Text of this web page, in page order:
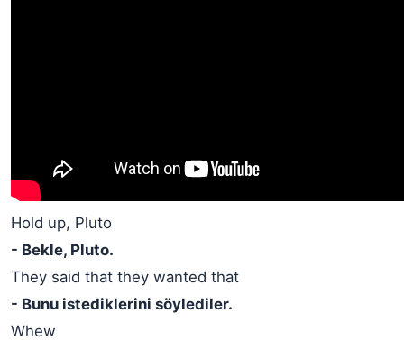
Hold up, Pluto
- Bekle, Pluto.
They said that they wanted that
- Bunu istediklerini söylediler.
Whew